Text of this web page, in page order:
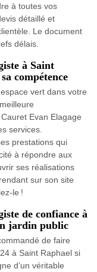
à toutes vos
détaillé et
Le document
délais.
à Saint
compétence
vert dans votre
Evan Elagage
services.
prestations qui
à répondre aux
ses réalisations
sur son site
le !
de confiance à
jardin public
de faire
à Saint Raphael si
d’un véritable